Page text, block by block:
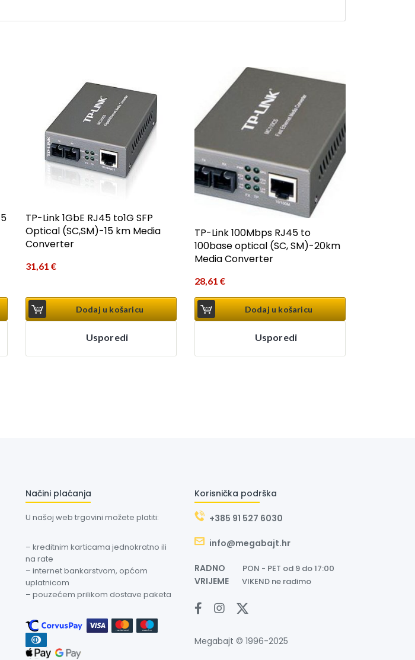
TP-Link 1GbE RJ45 to1G SFP
Optical (SC,SM)-15 km Media
Converter
31,61 €
Dodaj u košaricu
Usporedi
TP-Link 100Mbps RJ45 to
100base optical (SC, SM)-20km
Media Converter
28,61 €
Dodaj u košaricu
Usporedi
Načini plaćanja
U našoj web trgovini možete platiti:
– kreditnim karticama jednokratno ili
na rate
– internet bankarstvom, općom
uplatnicom
– pouzećem prilikom dostave paketa
Korisnička podrška
+385 91 527 6030
info@megabajt.hr
RADNO PON - PET od 9 do 17:00
VRIJEME VIKEND ne radimo
Megabajt © 1996-2025